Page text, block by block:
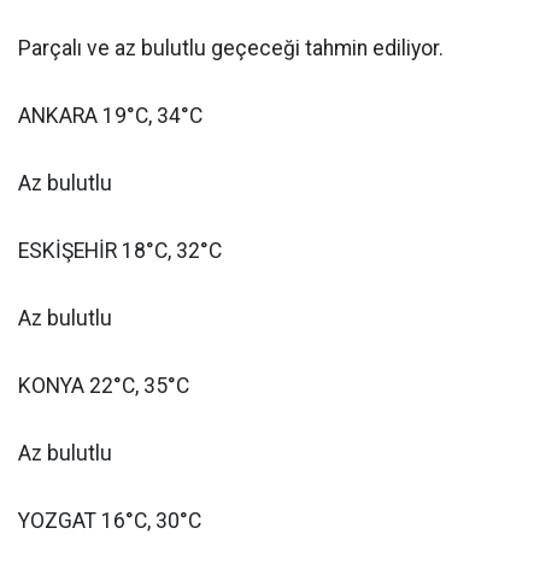
Parçalı ve az bulutlu geçeceği tahmin ediliyor.
ANKARA 19°C, 34°C
Az bulutlu
ESKİŞEHİR 18°C, 32°C
Az bulutlu
KONYA 22°C, 35°C
Az bulutlu
YOZGAT 16°C, 30°C